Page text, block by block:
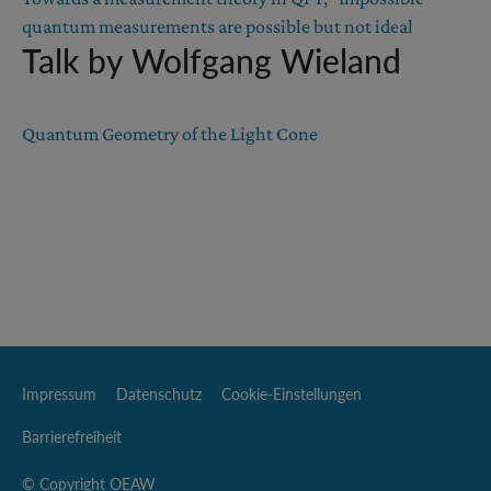
quantum measurements are possible but not ideal
Talk by Wolfgang Wieland
Quantum Geometry of the Light Cone
Impressum Datenschutz Cookie-Einstellungen
Barrierefreiheit
© Copyright OEAW